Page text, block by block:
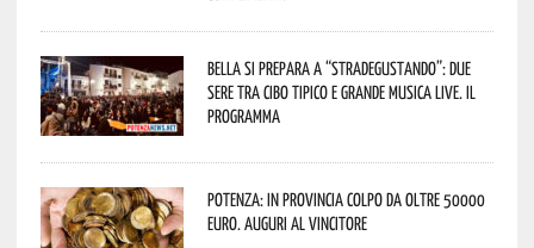
Bella si prepara a “Stradegustando”: due
sere tra cibo tipico e grande musica live. Il
programma
Potenza: in provincia colpo da oltre 50000
euro. Auguri al vincitore